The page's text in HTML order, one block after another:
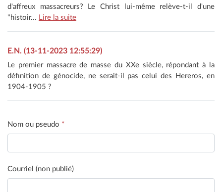
d'affreux massacreurs? Le Christ lui-même relève-t-il d'une
"histoir... Lire la suite
E.N. (13-11-2023 12:55:29)
Le premier massacre de masse du XXe siècle, répondant à la
définition de génocide, ne serait-il pas celui des Hereros, en
1904-1905 ?
Nom ou pseudo *
Courriel (non publié)